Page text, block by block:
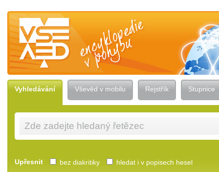
Vševěd — encyklopedie v pohybu
Vyhledávání Vševěd v mobilu Rejstřík Stupnice
Upřesnit bez diakritiky hledat i v popisech hesel